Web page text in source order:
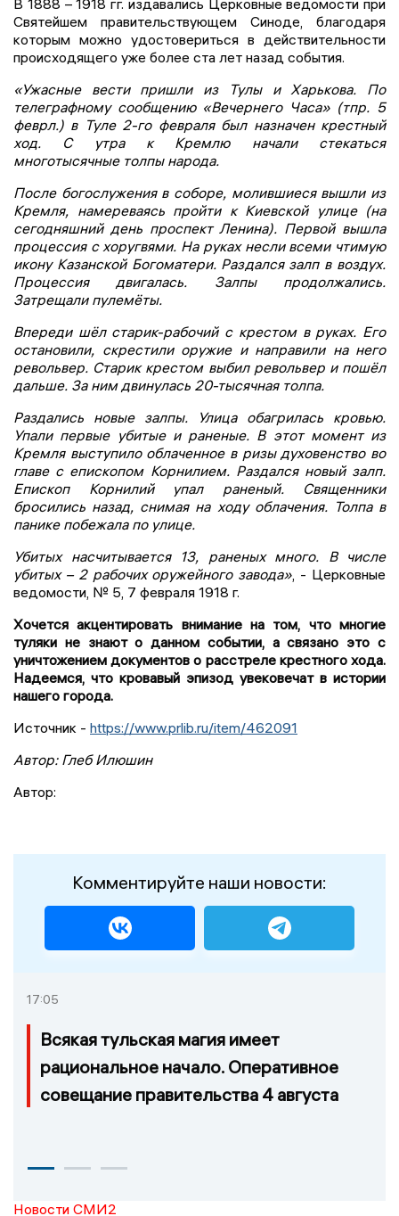
В 1888 – 1918 гг. издавались Церковные ведомости при
Святейшем правительствующем Синоде, благодаря
которым можно удостовериться в действительности
происходящего уже более ста лет назад события.
«Ужасные вести пришли из Тулы и Харькова. По
телеграфному сообщению «Вечернего Часа» (тпр. 5
феврл.) в Туле 2-го февраля был назначен крестный
ход. С утра к Кремлю начали стекаться
многотысячные толпы народа.
После богослужения в соборе, молившиеся вышли из
Кремля, намереваясь пройти к Киевской улице (на
сегодняшний день проспект Ленина). Первой вышла
процессия с хоругвями. На руках несли всеми чтимую
икону Казанской Богоматери. Раздался залп в воздух.
Процессия двигалась. Залпы продолжались.
Затрещали пулемёты.
Впереди шёл старик-рабочий с крестом в руках. Его
остановили, скрестили оружие и направили на него
револьвер. Старик крестом выбил револьвер и пошёл
дальше. За ним двинулась 20-тысячная толпа.
Раздались новые залпы. Улица обагрилась кровью.
Упали первые убитые и раненые. В этот момент из
Кремля выступило облаченное в ризы духовенство во
главе с епископом Корнилием. Раздался новый залп.
Епископ Корнилий упал раненый. Священники
бросились назад, снимая на ходу облачения. Толпа в
панике побежала по улице.
Убитых насчитывается 13, раненых много. В числе
убитых – 2 рабочих оружейного завода», - Церковные
ведомости, № 5, 7 февраля 1918 г.
Хочется акцентировать внимание на том, что многие
туляки не знают о данном событии, а связано это с
уничтожением документов о расстреле крестного хода.
Надеемся, что кровавый эпизод увековечат в истории
нашего города.
Источник - https://www.prlib.ru/item/462091
Автор: Глеб Илюшин
Автор:
Комментируйте наши новости:
17:05
Всякая тульская магия имеет
рациональное начало. Оперативное
совещание правительства 4 августа
Новости СМИ2